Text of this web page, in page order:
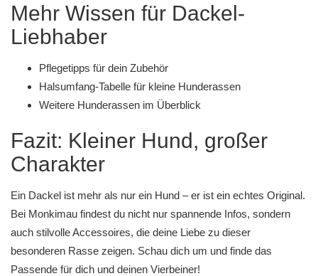
Mehr Wissen für Dackel-
Liebhaber
Pflegetipps für dein Zubehör
Halsumfang-Tabelle für kleine Hunderassen
Weitere Hunderassen im Überblick
Fazit: Kleiner Hund, großer
Charakter
Ein Dackel ist mehr als nur ein Hund – er ist ein echtes Original.
Bei Monkimau findest du nicht nur spannende Infos, sondern
auch stilvolle Accessoires, die deine Liebe zu dieser
besonderen Rasse zeigen. Schau dich um und finde das
Passende für dich und deinen Vierbeiner!